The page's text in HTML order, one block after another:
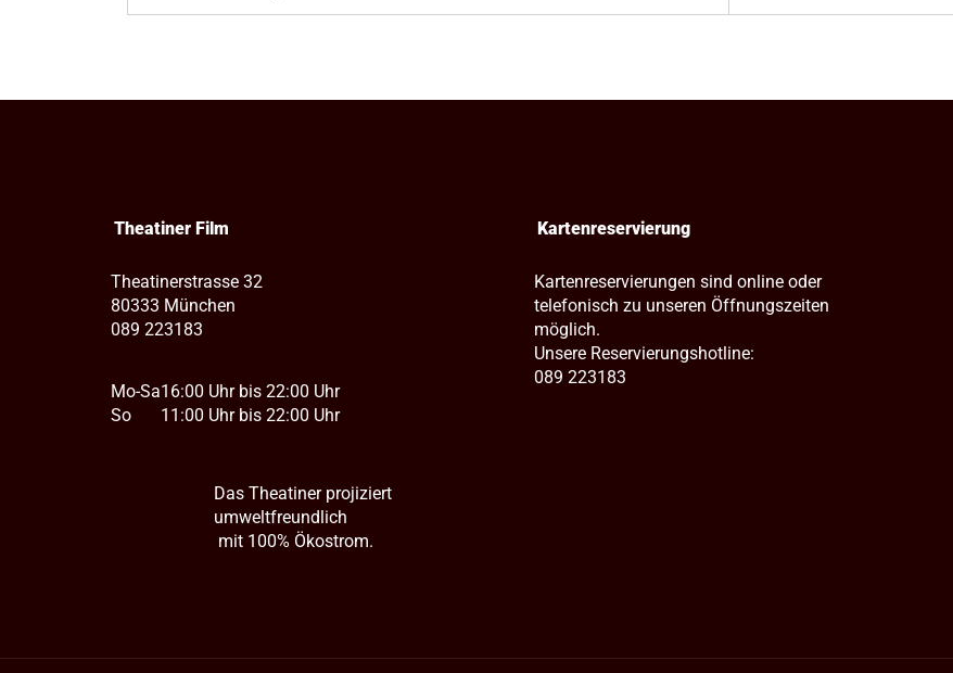
Theatiner Film
Theatinerstrasse 32
80333 München
089 223183
Mo-Sa
So
16:00 Uhr bis 22:00 Uhr
11:00 Uhr bis 22:00 Uhr
Das Theatiner projiziert
umweltfreundlich
mit 100% Ökostrom.
Kartenreservierung
Kartenreservierungen sind online oder
telefonisch zu unseren Öffnungszeiten
möglich.
Unsere Reservierungshotline:
089 223183